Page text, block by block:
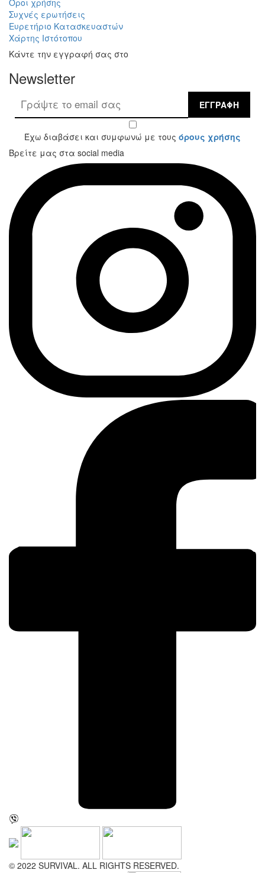
Συχνές ερωτήσεις
Ευρετήριο Κατασκευαστών
Χάρτης Ιστότοπου
Κάντε την εγγραφή σας στο
Newsletter
ΕΓΓΡΑΦΉ
Έχω διαβάσει και συμφωνώ με τους όρους χρήσης
Βρείτε μας στα social media
© 2022 SURVIVAL. ALL RIGHTS RESERVED.